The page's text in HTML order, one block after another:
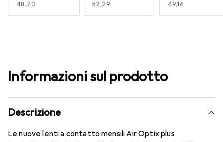
EUR
48,20 EUR
52,29 EUR
49,16
Informazioni sul prodotto
Descrizione
Le nuove lenti a contatto mensili Air Optix plus